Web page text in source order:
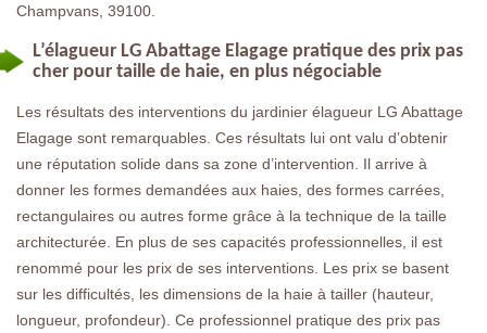
Champvans, 39100.
L’élagueur LG Abattage Elagage pratique des prix pas
cher pour taille de haie, en plus négociable
Les résultats des interventions du jardinier élagueur LG Abattage
Elagage sont remarquables. Ces résultats lui ont valu d’obtenir
une réputation solide dans sa zone d’intervention. Il arrive à
donner les formes demandées aux haies, des formes carrées,
rectangulaires ou autres forme grâce à la technique de la taille
architecturée. En plus de ses capacités professionnelles, il est
renommé pour les prix de ses interventions. Les prix se basent
sur les difficultés, les dimensions de la haie à tailler (hauteur,
longueur, profondeur). Ce professionnel pratique des prix pas